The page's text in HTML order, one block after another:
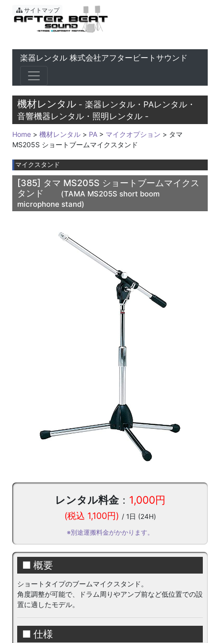
東京 音響会社・PA・楽器レ
サイトマップ
楽器レンタル 株式会社アフタービートサウンド
機材レンタル - 楽器レンタル・PAレンタル・
音響機器レンタル・照明レンタル -
Home > 機材レンタル > PA > マイクオプション > タマ
MS205S ショートブームマイクスタンド
マイクスタンド
[385] タマ MS205S ショートブームマイクス
タンド
(TAMA MS205S short boom
microphone stand)
レンタル料金： 1,000円
(税込 1,100円) / 1日 (24H)
※別途運搬料金がかかります。
■ 概要
ショートタイプのブームマイクスタンド。
角度調整が可能で、ドラム周りやアンプ前など低位置での設
置に適したモデル。
■ 仕様